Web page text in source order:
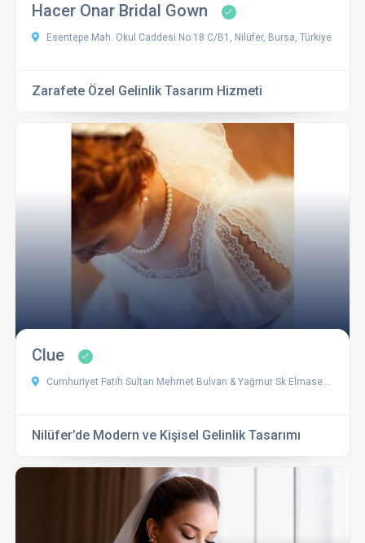
Hacer Onar Bridal Gown
Esentepe Mah. Okul Caddesi No:18 C/B1, Nilüfer, Bursa, Türkiye
Zarafete Özel Gelinlik Tasarım Hizmeti
Clue
Cumhuriyet Fatih Sultan Mehmet Bulvarı & Yağmur Sk Elmasevler Sitesi B Blok, D:10, 16140 Nilüfer/Bursa, Türkiye
Nilüfer’de Modern ve Kişisel Gelinlik Tasarımı